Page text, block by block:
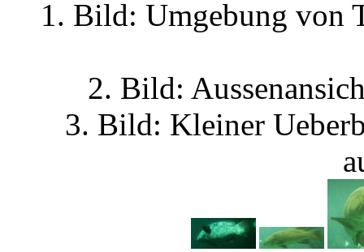
1. Bild: Umgebung von
2. Bild:
3. Bild: Kleiner